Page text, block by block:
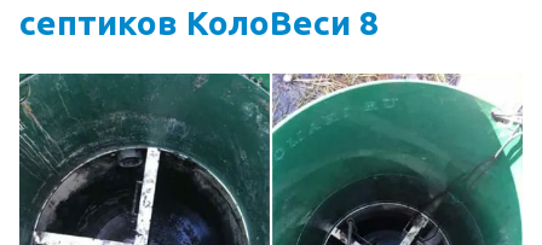
септиков КолоВеси 8